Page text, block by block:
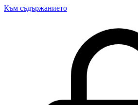
Към съдържанието